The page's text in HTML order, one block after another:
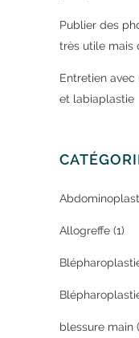
Publier des
très utile mais
Entretien
et labiaplastie
Allogreffe (1)
blessure main